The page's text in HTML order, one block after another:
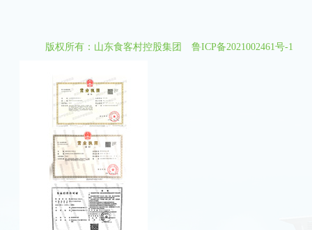
版权所有：山东食客村控股集团 鲁ICP备2021002461号-1